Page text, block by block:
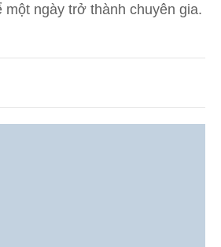
một ngày trở thành chuyên gia.